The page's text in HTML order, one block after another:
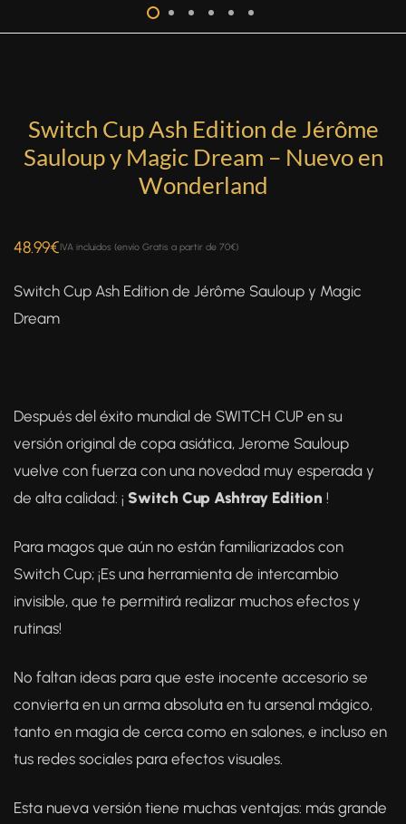
Switch Cup Ash Edition de Jérôme
Sauloup y Magic Dream – Nuevo en
Wonderland
48.99€IVA incluidos (envío Gratis a partir de 70€)
Switch Cup Ash Edition de Jérôme Sauloup y Magic
Dream
Después del éxito mundial de SWITCH CUP en su
versión original de copa asiática, Jerome Sauloup
vuelve con fuerza con una novedad muy esperada y
de alta calidad: ¡ Switch Cup Ashtray Edition !
Para magos que aún no están familiarizados con
Switch Cup; ¡Es una herramienta de intercambio
invisible, que te permitirá realizar muchos efectos y
rutinas!
No faltan ideas para que este inocente accesorio se
convierta en un arma absoluta en tu arsenal mágico,
tanto en magia de cerca como en salones, e incluso en
tus redes sociales para efectos visuales.
Esta nueva versión tiene muchas ventajas: más grande